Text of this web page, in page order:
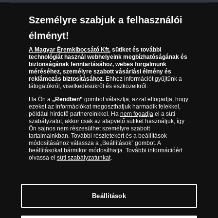
Kézbesítés
Reklamáció
Visszaküldés
Elállási űrlap
Karrier
Sütik (cookies) használata
Süti (cookies)Beállítások
Társaságunkról
Az érmék és érmek ára és értéke
Gyakran ismételt kérdések
Adatkezelés
06 80 888 889
(díjmentesen hívható hétfőtől csütörtökig 9.00 és 17.00
óra között, péntekenként 9.00 és 15.00 óra között)
Magyar Éremkibocsátó Kft. 1134 Budapest, Váci út 33. Cégjegyzékszám: 01-09-
957944, Adószám: 23275395-2-41 A Társaság a Magyar Kereskedelmi
Személyre szabjuk a felhasználói
élményt!
A Magyar Éremkibocsátó Kft.sütiket és további
technológiát használ webhelyeink megbízhatóságának és
biztonságának fenntartásához, webes forgalmunk
méréséhez, személyre szabott vásárlási élmény és
reklámozás biztosításához.Ehhez információt gyűjtünk a
látogatókról, viselkedésükről és eszközeikről.
Ha Ön a „Rendben”gombot választja, azzal elfogadja, hogy
ezeket az információkat megoszthatjuk harmadik felekkel,
például hirdető partnereinkkel. Ha nem fogadjael a süti
szabályzatot, akkor csak az alapvető sütiket használjuk, így
Ön sajnos nem részesülhet személyre szabott
tartalmainkban. További részletekért és a beállítások
módosításához válassza a „Beállítások” gombot. A
beállításokat bármikor módosíthatja. További információért
olvassa el süti szabályzatunkat.
Beállítások